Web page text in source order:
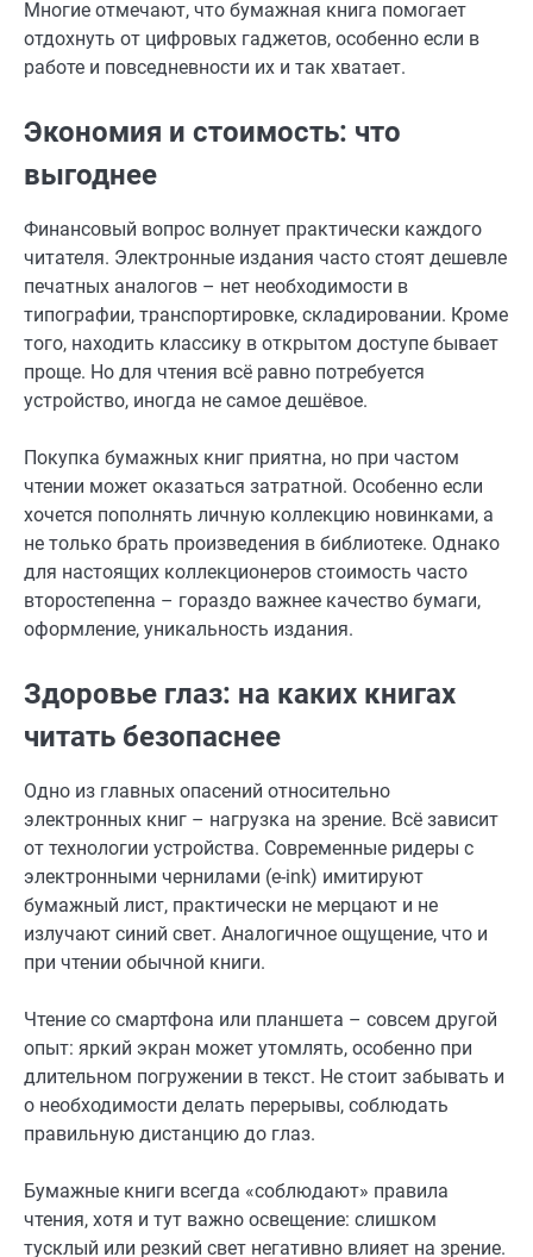
Многие отмечают, что бумажная книга помогает
отдохнуть от цифровых гаджетов, особенно если в
работе и повседневности их и так хватает.
Экономия и стоимость: что
выгоднее
Финансовый вопрос волнует практически каждого
читателя. Электронные издания часто стоят дешевле
печатных аналогов – нет необходимости в
типографии, транспортировке, складировании. Кроме
того, находить классику в открытом доступе бывает
проще. Но для чтения всё равно потребуется
устройство, иногда не самое дешёвое.
Покупка бумажных книг приятна, но при частом
чтении может оказаться затратной. Особенно если
хочется пополнять личную коллекцию новинками, а
не только брать произведения в библиотеке. Однако
для настоящих коллекционеров стоимость часто
второстепенна – гораздо важнее качество бумаги,
оформление, уникальность издания.
Здоровье глаз: на каких книгах
читать безопаснее
Одно из главных опасений относительно
электронных книг – нагрузка на зрение. Всё зависит
от технологии устройства. Современные ридеры с
электронными чернилами (e-ink) имитируют
бумажный лист, практически не мерцают и не
излучают синий свет. Аналогичное ощущение, что и
при чтении обычной книги.
Чтение со смартфона или планшета – совсем другой
опыт: яркий экран может утомлять, особенно при
длительном погружении в текст. Не стоит забывать и
о необходимости делать перерывы, соблюдать
правильную дистанцию до глаз.
Бумажные книги всегда «соблюдают» правила
чтения, хотя и тут важно освещение: слишком
тусклый или резкий свет негативно влияет на зрение.